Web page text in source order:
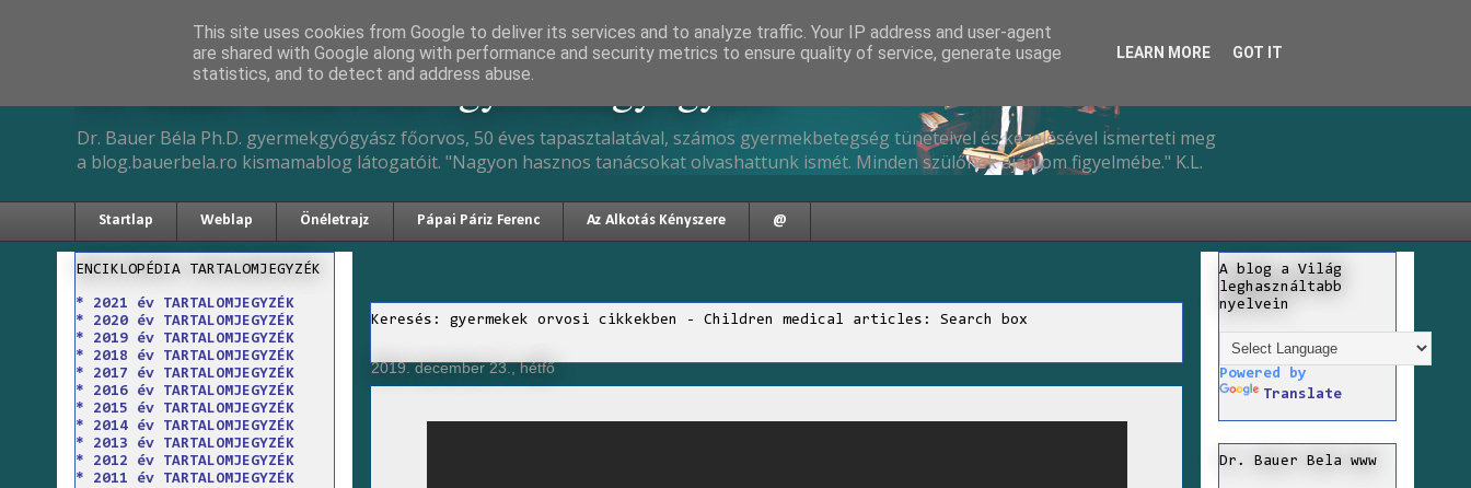
Dr. Bauer Béla Ph.D. gyermekgyógyász
Dr. Bauer Béla Ph.D. gyermekgyógyász főorvos, 50 éves tapasztalatával, számos gyermekbetegség tüneteivel és kezelésével ismerteti meg
a blog.bauerbela.ro kismamablog látogatóit. "Nagyon hasznos tanácsokat olvashattunk ismét. Minden szülőnek ajánlom figyelmébe." K.L.
Startlap Weblap Önéletrajz Pápai Páriz Ferenc Az Alkotás Kényszere @
Keresés: gyermekek orvosi cikkekben - Children medical articles: Search box
2019. december 23., hétfő
ENCIKLOPÉDIA TARTALOMJEGYZÉK
* 2021 év TARTALOMJEGYZÉK
* 2020 év TARTALOMJEGYZÉK
* 2019 év TARTALOMJEGYZÉK
* 2018 év TARTALOMJEGYZÉK
* 2017 év TARTALOMJEGYZÉK
* 2016 év TARTALOMJEGYZÉK
* 2015 év TARTALOMJEGYZÉK
* 2014 év TARTALOMJEGYZÉK
* 2013 év TARTALOMJEGYZÉK
* 2012 év TARTALOMJEGYZÉK
* 2011 év TARTALOMJEGYZÉK
A blog a Világ
leghasználtabb
nyelvein
Powered by
Translate
Dr. Bauer Bela www
This site uses cookies from Google to deliver its services and to analyze traffic. Your IP address and user-agent
are shared with Google along with performance and security metrics to ensure quality of service, generate usage
statistics, and to detect and address abuse.
LEARN MORE GOT IT